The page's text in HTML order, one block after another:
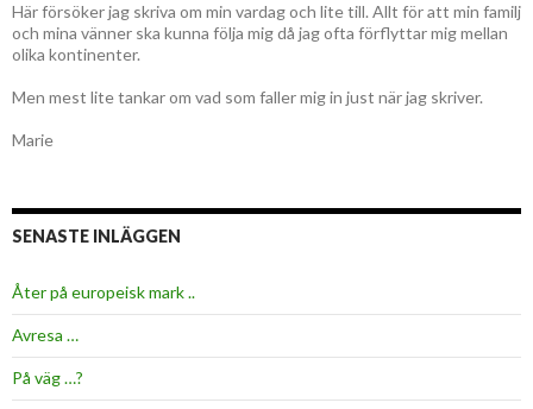
Här försöker jag skriva om min vardag och lite till. Allt för att min familj
och mina vänner ska kunna följa mig då jag ofta förflyttar mig mellan
olika kontinenter.
Men mest lite tankar om vad som faller mig in just när jag skriver.
Marie
SENASTE INLÄGGEN
Åter på europeisk mark ..
Avresa …
På väg …?